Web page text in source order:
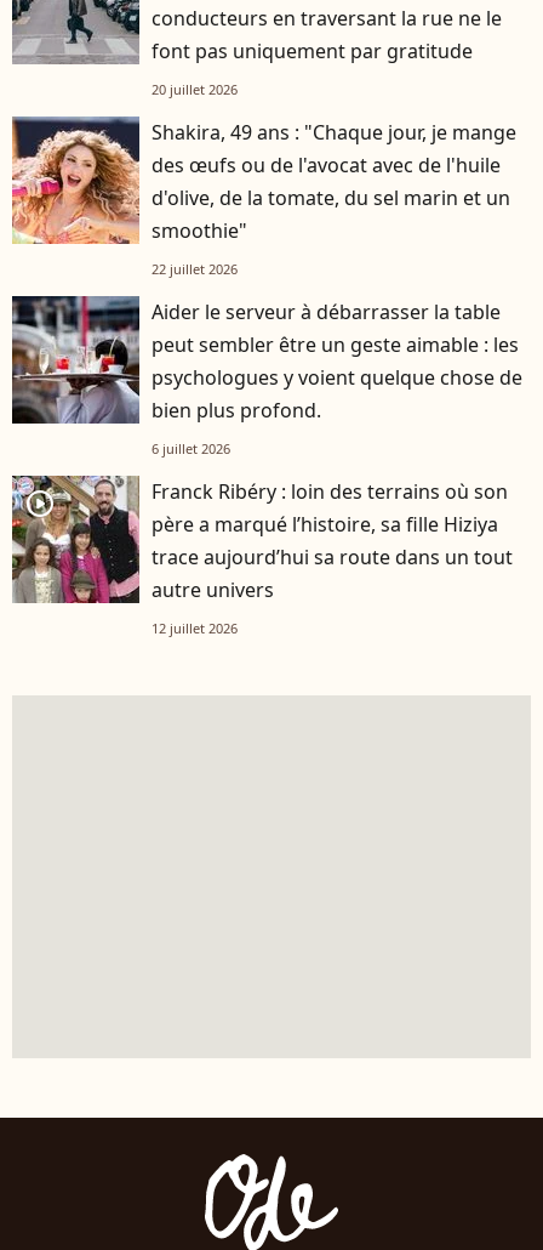
conducteurs en traversant la rue ne le
font pas uniquement par gratitude
20 juillet 2026
Shakira, 49 ans : "Chaque jour, je mange
des œufs ou de l'avocat avec de l'huile
d'olive, de la tomate, du sel marin et un
smoothie"
22 juillet 2026
Aider le serveur à débarrasser la table
peut sembler être un geste aimable : les
psychologues y voient quelque chose de
bien plus profond.
6 juillet 2026
player2
Franck Ribéry : loin des terrains où son
père a marqué l’histoire, sa fille Hiziya
trace aujourd’hui sa route dans un tout
autre univers
12 juillet 2026